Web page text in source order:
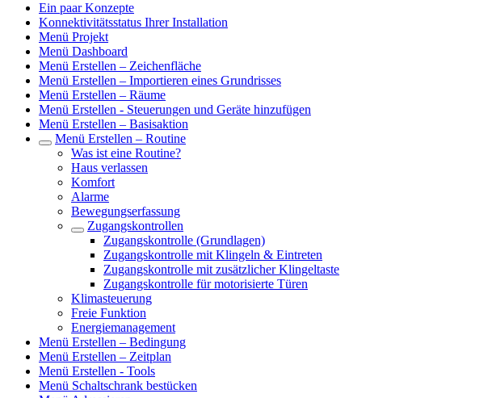
Ein paar Konzepte
Konnektivitätsstatus Ihrer Installation
Menü Projekt
Menü Dashboard
Menü Erstellen – Zeichenfläche
Menü Erstellen – Importieren eines Grundrisses
Menü Erstellen – Räume
Menü Erstellen - Steuerungen und Geräte hinzufügen
Menü Erstellen – Basisaktion
Menü Erstellen – Routine
Was ist eine Routine?
Haus verlassen
Komfort
Alarme
Bewegungserfassung
Zugangskontrollen
Zugangskontrolle (Grundlagen)
Zugangskontrolle mit Klingeln & Eintreten
Zugangskontrolle mit zusätzlicher Klingeltaste
Zugangskontrolle für motorisierte Türen
Klimasteuerung
Freie Funktion
Energiemanagement
Menü Erstellen – Bedingung
Menü Erstellen – Zeitplan
Menü Erstellen - Tools
Menü Schaltschrank bestücken